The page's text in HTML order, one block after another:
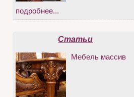
подробнее...
Статьи
Мебель массив